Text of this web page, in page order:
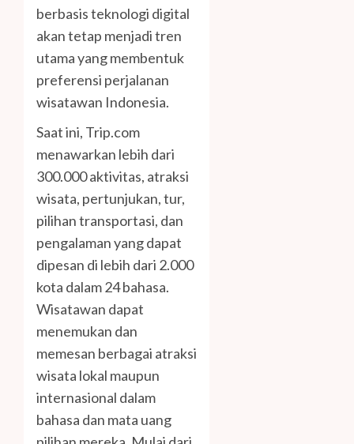
berbasis teknologi digital
akan tetap menjadi tren
utama yang membentuk
preferensi perjalanan
wisatawan Indonesia.
Saat ini, Trip.com
menawarkan lebih dari
300.000 aktivitas, atraksi
wisata, pertunjukan, tur,
pilihan transportasi, dan
pengalaman yang dapat
dipesan di lebih dari 2.000
kota dalam 24 bahasa.
Wisatawan dapat
menemukan dan
memesan berbagai atraksi
wisata lokal maupun
internasional dalam
bahasa dan mata uang